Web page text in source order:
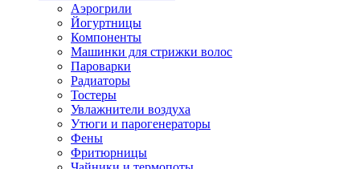
Аэрогрили
Йогуртницы
Компоненты
Машинки для стрижки волос
Пароварки
Радиаторы
Тостеры
Увлажнители воздуха
Утюги и парогенераторы
Фены
Фритюрницы